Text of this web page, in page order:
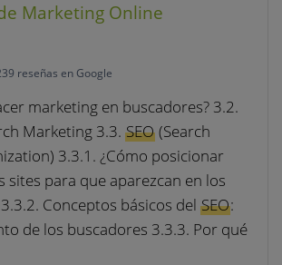
Marketing Online
reseñas en Google
marketing en buscadores? 3.2.
Marketing 3.3. SEO(Search
3.3.1. ¿Cómo posicionar
sites para que aparezcan en los
Conceptos básicos del SEO:
de los buscadores 3.3.3. Por qué